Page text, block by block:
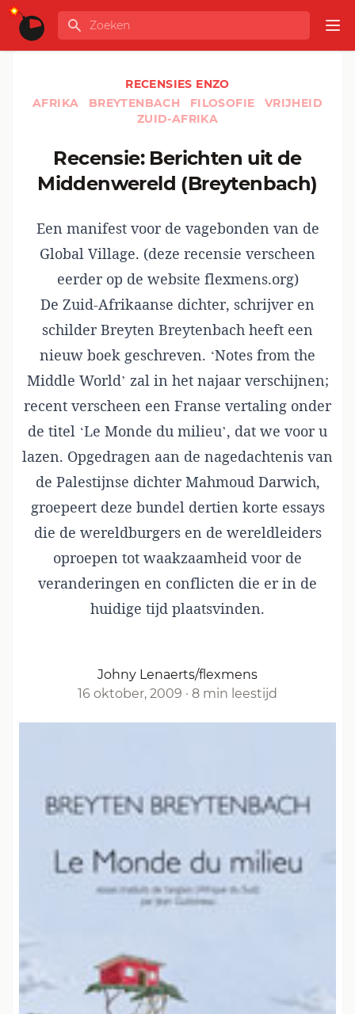
Ga naar de inhoud
GLOBALINFO
Zoeken
RECENSIES ENZO
AFRIKA
BREYTENBACH FILOSOFIE
VRIJHEID
ZUID-AFRIKA
Recensie: Berichten uit de
Middenwereld (Breytenbach)
Een manifest voor de vagebonden van de
Global Village. (deze recensie verscheen
eerder op de website flexmens.org)
De Zuid-Afrikaanse dichter, schrijver en
schilder Breyten Breytenbach heeft een
nieuw boek geschreven. ‘Notes from the
Middle World’ zal in het najaar verschijnen;
recent verscheen een Franse vertaling onder
de titel ‘Le Monde du milieu’, dat we voor u
lazen. Opgedragen aan de nagedachtenis van
de Palestijnse dichter Mahmoud Darwich,
groepeert deze bundel dertien korte essays
die de wereldburgers en de wereldleiders
oproepen tot waakzaamheid voor de
veranderingen en conflicten die er in de
huidige tijd plaatsvinden.
Johny Lenaerts/flexmens
16 oktober, 2009 · 8 min leestijd